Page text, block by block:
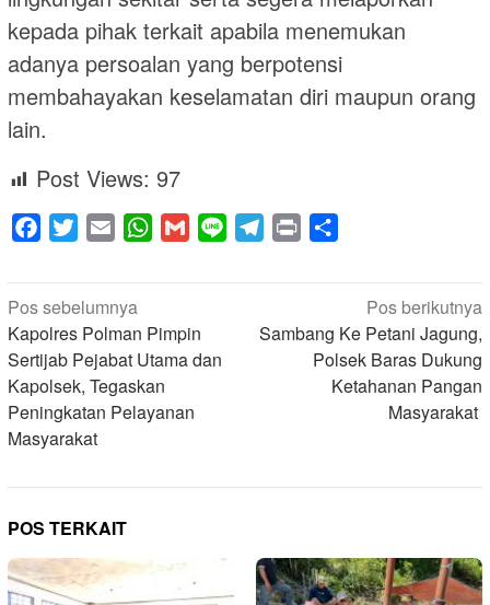
kepada pihak terkait apabila menemukan
adanya persoalan yang berpotensi
membahayakan keselamatan diri maupun orang
lain.
Post Views: 97
Facebook
Twitter Email WhatsApp
Gmail Line Telegram
Print
Navigasi
pos
Pos sebelumnya
Kapolres Polman Pimpin
Sertijab Pejabat Utama dan
Kapolsek, Tegaskan
Peningkatan Pelayanan
Masyarakat
Pos berikutnya
Sambang Ke Petani Jagung,
Polsek Baras Dukung
Ketahanan Pangan
Masyarakat ‎
POS TERKAIT